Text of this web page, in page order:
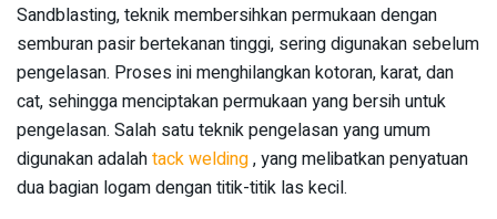
Sandblasting, teknik membersihkan permukaan dengan
semburan pasir bertekanan tinggi, sering digunakan sebelum
pengelasan. Proses ini menghilangkan kotoran, karat, dan
cat, sehingga menciptakan permukaan yang bersih untuk
pengelasan. Salah satu teknik pengelasan yang umum
digunakan adalahtack welding, yang melibatkan penyatuan
dua bagian logam dengan titik-titik las kecil.